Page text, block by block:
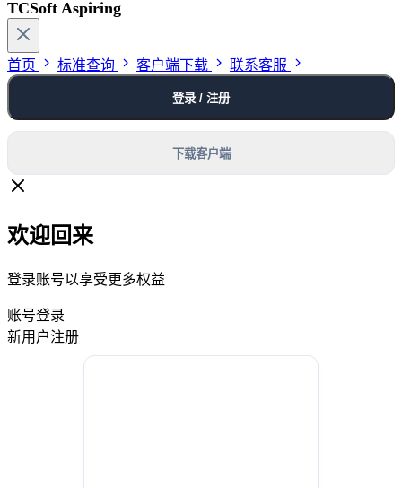
TCSoft Aspiring
首页 标准查询 客户端下载 联系客服
登录 / 注册
下载客户端
欢迎回来
登录账号以享受更多权益
账号登录
新用户注册